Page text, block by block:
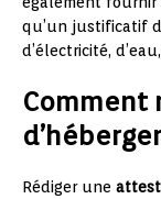
qu’un justificatif
d’électricité,
Comment
Rédiger une